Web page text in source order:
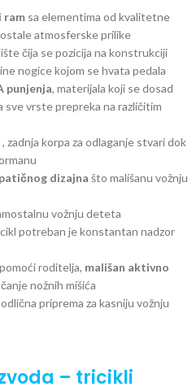
ram sa elementima od kvalitetne
atmosferske prilike
čija se pozicija na konstrukciji
nogice kojom se hvata pedala
punjenja, materijala koji se dosad
sve vrste prepreka na različitim
zadnja korpa za odlaganje stvari dok
dizajna što mališanu vožnju
vožnju deteta
potreban je konstantan nadzor
roditelja, mališan aktivno
nožnih mišića
priprema za kasniju vožnju
– tricikli